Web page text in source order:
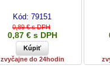
Kód: 79151
0,89 € s DPH
0,87 € s DPH
zvyčajne do 24hodin